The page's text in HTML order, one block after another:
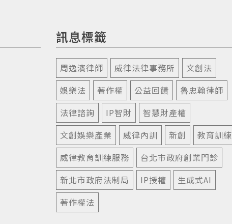
訊息標籤
周逸濱律師 威律法律事務所
文創法
娛樂法
著作權 公益回饋
魯忠翰律師
法律諮詢
IP智財
智慧財產權
文創娛樂產業
威律內訓 新創
教育訓練
威律教育訓練服務
台北市政府創業門診
新北市政府法制局
IP授權
生成式AI
著作權法